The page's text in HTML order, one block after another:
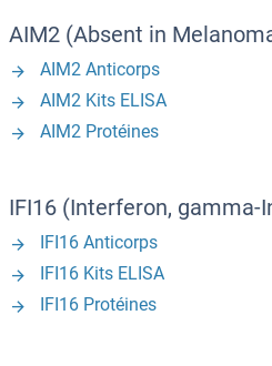
AIM2 (Absent in
AIM2 Anticorps
AIM2 Kits ELISA
AIM2 Protéines
IFI16 (Interferon, gamma-
IFI16 Anticorps
IFI16 Kits ELISA
IFI16 Protéines